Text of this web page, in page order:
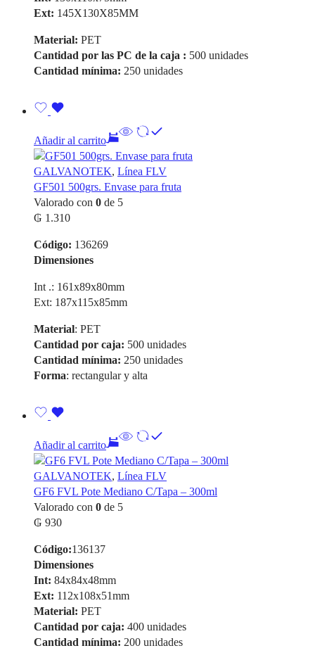
Ext: 145X130X85MM
Material: PET
Cantidad por las PC de la caja : 500 unidades
Cantidad mínima: 250 unidades
Añadir al carrito
GALVANOTEK, Línea FLV
GF501 500grs. Envase para fruta
Valorado con 0 de 5
₲ 1.310
Código: 136269
Dimensiones
Int .: 161x89x80mm
Ext: 187x115x85mm
Material: PET
Cantidad por caja: 500 unidades
Cantidad mínima: 250 unidades
Forma: rectangular y alta
Añadir al carrito
GALVANOTEK, Línea FLV
GF6 FVL Pote Mediano C/Tapa – 300ml
Valorado con 0 de 5
₲ 930
Código:136137
Dimensiones
Int: 84x84x48mm
Ext: 112x108x51mm
Material: PET
Cantidad por caja: 400 unidades
Cantidad mínima: 200 unidades